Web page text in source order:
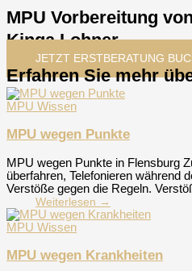
MPU Vorbereitung
Kinga Lohner
JETZT ERSTBERATUNG
Erfahren Sie mehr
MPU Wissen
MPU wegen Punkte
MPU wegen Punkte in Flensburg
überfahren, Telefonieren während
Verstöße gegen die Regeln.
Weiterlesen →
MPU Wissen
MPU wegen Krankheiten